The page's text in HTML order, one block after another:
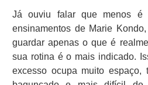
Já ouviu falar que menos é
ensinamentos de Marie
guardar apenas o que é
sua rotina é o mais indicado.
excesso ocupa muito